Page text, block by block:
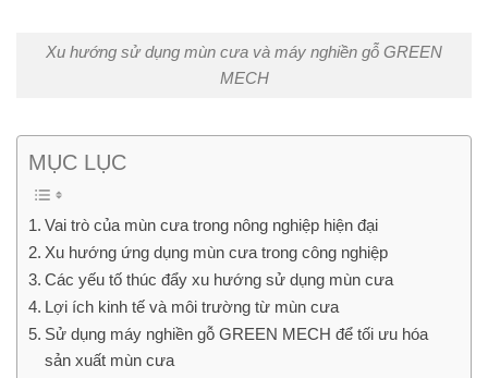
Xu hướng sử dụng mùn cưa và máy nghiền gỗ GREEN MECH
MỤC LỤC
Vai trò của mùn cưa trong nông nghiệp hiện đại
Xu hướng ứng dụng mùn cưa trong công nghiệp
Các yếu tố thúc đẩy xu hướng sử dụng mùn cưa
Lợi ích kinh tế và môi trường từ mùn cưa
Sử dụng máy nghiền gỗ GREEN MECH để tối ưu hóa
sản xuất mùn cưa
Videos máy nghiền gỗ